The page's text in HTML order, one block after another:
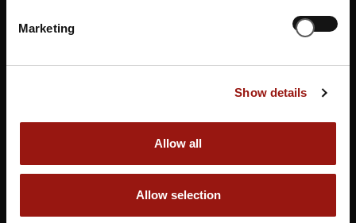
Marketing
Show details
Allow all
Allow selection